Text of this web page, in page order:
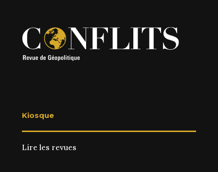
Kiosque
Lire les revues